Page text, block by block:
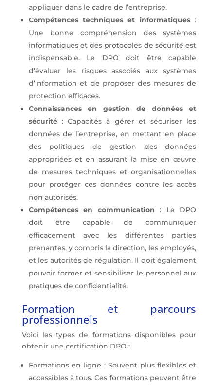
appliquer dans le cadre de l’entreprise.
Compétences techniques et informatiques:
Une bonne compréhension des systèmes
informatiques et des protocoles de sécurité est
indispensable. Le DPO doit être capable
d’évaluer les risques associés aux systèmes
d’information et de proposer des mesures de
protection efficaces.
Connaissances en gestion de données et
sécurité: Capacités à gérer et sécuriser les
données de l’entreprise, en mettant en place
des politiques de gestion des données
appropriées et en assurant la mise en œuvre
de mesures techniques et organisationnelles
pour protéger ces données contre les accès
non autorisés.
Compétences en communication : Le DPO
doit être capable de communiquer
efficacement avec les différentes parties
prenantes, y compris la direction, les employés,
et les autorités de régulation. Il doit également
pouvoir former et sensibiliser le personnel aux
pratiques de confidentialité.
Formation et parcours
professionnels
Voici les types de formations disponibles pour
obtenir une certification DPO :
Formations en ligne : Souvent plus flexibles et
accessibles à tous. Ces formations peuvent être